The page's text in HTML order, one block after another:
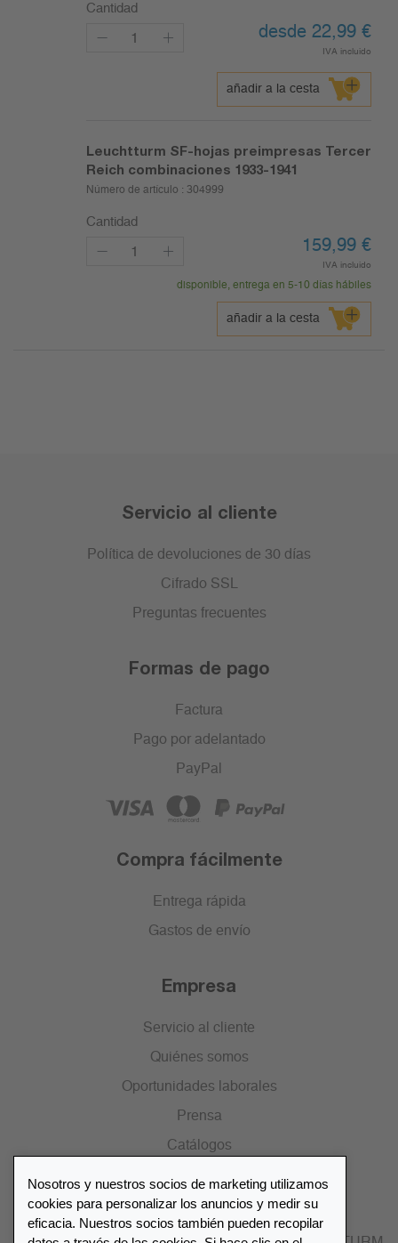
Cantidad
desde 22,99 €
IVA incluido
añadir a la cesta
Leuchtturm SF-hojas preimpresas Tercer
Reich combinaciones 1933-1941
Número de artículo : 304999
Cantidad
159,99 €
IVA incluido
disponible, entrega en 5-10 días hábiles
añadir a la cesta
Servicio al cliente
Política de devoluciones de 30 días
Cifrado SSL
Preguntas frecuentes
Formas de pago
Factura
Pago por adelantado
PayPal
Compra fácilmente
Entrega rápida
Gastos de envío
Empresa
Servicio al cliente
Quiénes somos
Oportunidades laborales
Prensa
Catálogos
Lista de distribuidores
Nosotros y nuestros socios de marketing utilizamos
cookies para personalizar los anuncios y medir su
eficacia. Nuestros socios también pueden recopilar